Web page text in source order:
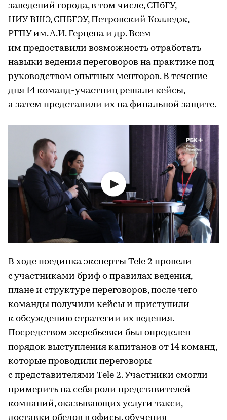
заведений города, в том числе, СПбГУ,
НИУ ВШЭ, СПБГЭУ, Петровский Колледж,
РГПУ им. А.И. Герцена и др. Всем
им предоставили возможность отработать
навыки ведения переговоров на практике под
руководством опытных менторов. В течение
дня 14 команд-участниц решали кейсы,
а затем представили их на финальной защите.
В ходе поединка эксперты Tele 2 провели
с участниками бриф о правилах ведения,
плане и структуре переговоров, после чего
команды получили кейсы и приступили
к обсуждению стратегии их ведения.
Посредством жеребьевки был определен
порядок выступления капитанов от 14 команд,
которые проводили переговоры
с представителями Tele 2. Участники смогли
примерить на себя роли представителей
компаний, оказывающих услуги такси,